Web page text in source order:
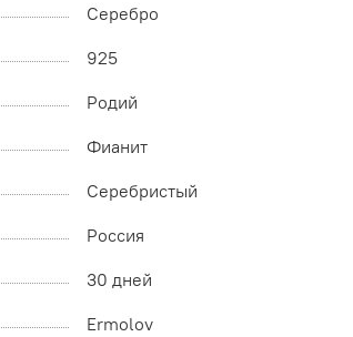
Серебро
925
Родий
Фианит
Серебристый
Россия
30 дней
Ermolov